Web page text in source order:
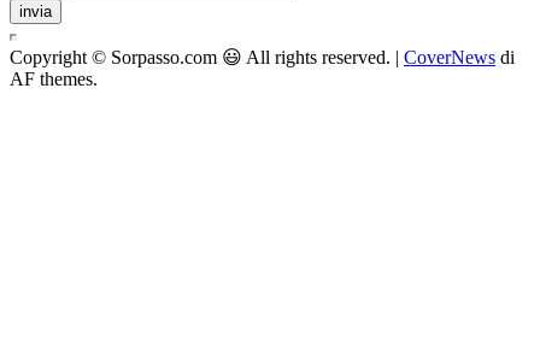
invia
Copyright © Sorpasso.com 😃 All rights reserved. | CoverNews di
AF themes.